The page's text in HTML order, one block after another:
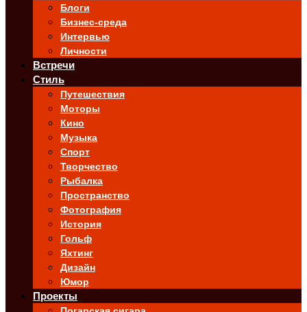
Блоги
Бизнес-среда
Интервью
Личности
Встречи
Стиль
Путешествия
Моторы
Кино
Музыка
Спорт
Творчество
Рыбалка
Пространство
Фотография
История
Гольф
Яхтинг
Дизайн
Юмор
Проекты